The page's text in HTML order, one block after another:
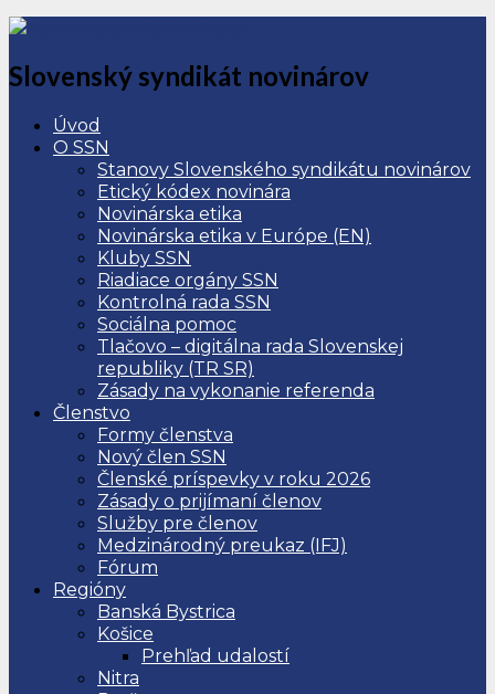
Slovenský syndikát novinárov
Úvod
O SSN
Stanovy Slovenského syndikátu novinárov
Etický kódex novinára
Novinárska etika
Novinárska etika v Európe (EN)
Kluby SSN
Riadiace orgány SSN
Kontrolná rada SSN
Sociálna pomoc
Tlačovo – digitálna rada Slovenskej
republiky (TR SR)
Zásady na vykonanie referenda
Členstvo
Formy členstva
Nový člen SSN
Členské príspevky v roku 2026
Zásady o prijímaní členov
Služby pre členov
Medzinárodný preukaz (IFJ)
Fórum
Regióny
Banská Bystrica
Košice
Prehľad udalostí
Nitra